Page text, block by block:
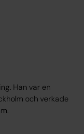
Han var en
och verkade